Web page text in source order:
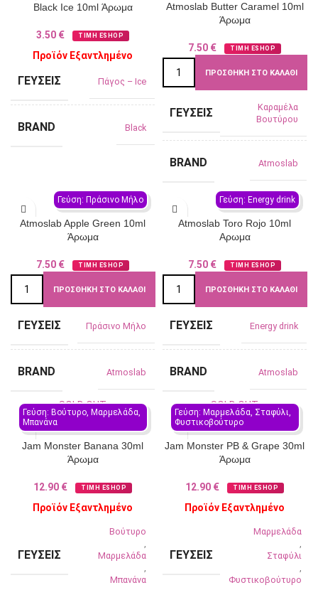
Black Ice 10ml Άρωμα
3.50 € ΤΙΜΗ ESHOP
Προϊόν Εξαντλημένο
ΓΕΎΣΕΙΣ Πάγος – Ιce
BRAND Black
Atmoslab Butter Caramel 10ml
Άρωμα
7.50 € ΤΙΜΗ ESHOP
ΠΡΟΣΘΉΚΗ ΣΤΟ ΚΑΛΆΘΙ
ΓΕΎΣΕΙΣ
Καραμέλα
Βουτύρου
BRAND Atmoslab
Γεύση: Πράσινο Μήλο
Atmoslab Apple Green 10ml
Άρωμα
7.50 € ΤΙΜΗ ESHOP
ΠΡΟΣΘΉΚΗ ΣΤΟ ΚΑΛΆΘΙ
ΓΕΎΣΕΙΣ Πράσινο Μήλο
BRAND Atmoslab
Γεύση: Energy drink
Atmoslab Toro Rojo 10ml
Αρωμα
7.50 € ΤΙΜΗ ESHOP
ΠΡΟΣΘΉΚΗ ΣΤΟ ΚΑΛΆΘΙ
ΓΕΎΣΕΙΣ Energy drink
BRAND Atmoslab
Γεύση: Βούτυρο, Μαρμελάδα,
Μπανάνα
SOLD OUT
Jam Monster Banana 30ml
Άρωμα
12.90 € ΤΙΜΗ ESHOP
Προϊόν Εξαντλημένο
ΓΕΎΣΕΙΣ
Βούτυρο
,
Μαρμελάδα
,
Μπανάνα
Γεύση: Μαρμελάδα, Σταφύλι,
Φυστικοβούτυρο
SOLD OUT
Jam Monster PB & Grape 30ml
Άρωμα
12.90 € ΤΙΜΗ ESHOP
Προϊόν Εξαντλημένο
ΓΕΎΣΕΙΣ
Μαρμελάδα
,
Σταφύλι
,
Φυστικοβούτυρο